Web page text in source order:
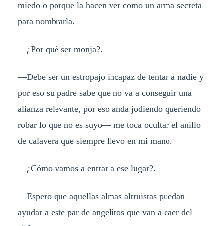
miedo o porque la hacen ver como un arma secreta
para nombrarla.
—¿Por qué ser monja?.
—Debe ser un estropajo incapaz de tentar a nadie y
por eso su padre sabe que no va a conseguir una
alianza relevante, por eso anda jodiendo queriendo
robar lo que no es suyo— me toca ocultar el anillo
de calavera que siempre llevo en mi mano.
—¿Cómo vamos a entrar a ese lugar?.
—Espero que aquellas almas altruistas puedan
ayudar a este par de angelitos que van a caer del